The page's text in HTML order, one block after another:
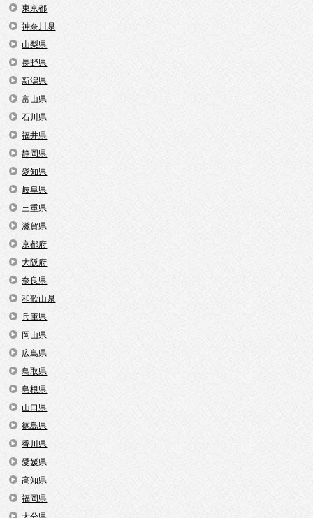
東京都
神奈川県
山梨県
長野県
新潟県
富山県
石川県
福井県
静岡県
愛知県
岐阜県
三重県
滋賀県
京都府
大阪府
奈良県
和歌山県
兵庫県
岡山県
広島県
鳥取県
島根県
山口県
徳島県
香川県
愛媛県
高知県
福岡県